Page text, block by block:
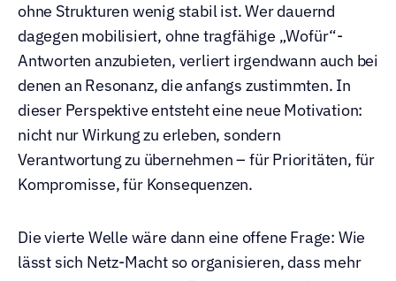
ohne Strukturen wenig stabil ist. Wer dauernd
dagegen mobilisiert, ohne tragfähige „Wofür“-
Antworten anzubieten, verliert irgendwann auch bei
denen an Resonanz, die anfangs zustimmten. In
dieser Perspektive entsteht eine neue Motivation:
nicht nur Wirkung zu erleben, sondern
Verantwortung zu übernehmen – für Prioritäten, für
Kompromisse, für Konsequenzen.
Die vierte Welle wäre dann eine offene Frage: Wie
lässt sich Netz-Macht so organisieren, dass mehr